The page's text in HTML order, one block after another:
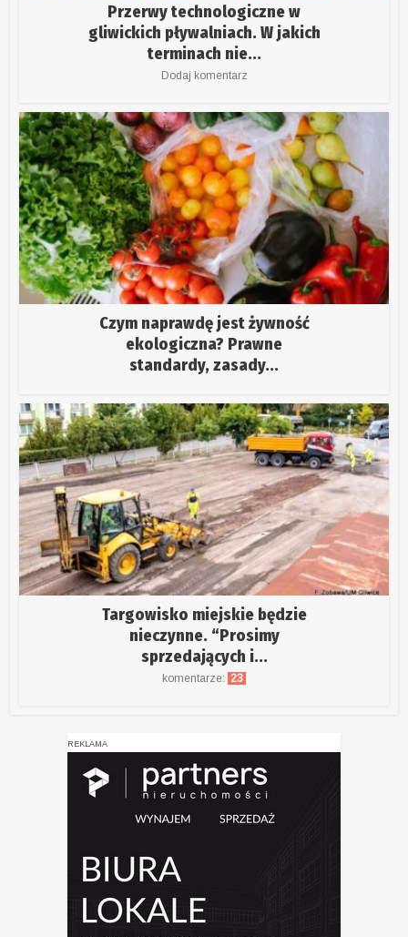
Przerwy technologiczne w
gliwickich pływalniach. W jakich
terminach nie...
Dodaj komentarz
Czym naprawdę jest żywność
ekologiczna? Prawne
standardy, zasady...
Targowisko miejskie będzie
nieczynne. “Prosimy
sprzedających i...
komentarze: 23
REKLAMA